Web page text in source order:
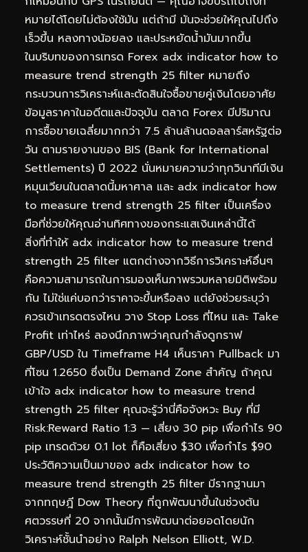
หมายได้โดยไม่ต้องใช้มัน แต่ถ้ามี มันจะช่วยให้คุณไปถึง
เร็วขึ้น หลงทางน้อยลง และประหยัดน้ำมันมากขึ้น
ในบริบทของการเทรด Forex adx indicator how to
measure trend strength 25 filter หมายถึง
กระบวนการวิเคราะห์และตัดสินใจซื้อขายคู่เงินโดยอาศัย
ข้อมูลราคาในอดีตและปัจจุบัน ตลาด Forex มีปริมาณ
การซื้อขายเฉลี่ยมากกว่า 7.5 ล้านล้านดอลลาร์สหรัฐต่อ
วัน ตามรายงานของ BIS (Bank for International
Settlements) ปี 2022 นั่นหมายความว่าทุกวินาทีมีเงิน
หมุนเวียนในตลาดนี้มหาศาล และ adx indicator how
to measure trend strength 25 filter เป็นเครื่อง
มือที่ช่วยให้คุณอ่านทิศทางของกระแสเงินเหล่านี้ได้
สิ่งที่ทำให้ adx indicator how to measure trend
strength 25 filter แตกต่างจากวิธีการวิเคราะห์อื่นๆ
คือความสามารถในการมองเห็นภาพรวมหลายมิติพร้อม
กัน ไม่ใช่แค่บอกว่าราคาจะขึ้นหรือลง แต่ยังช่วยระบุว่า
ควรเข้าเทรดตรงไหน วาง Stop Loss ที่ไหน และ Take
Profit เท่าไหร่ ลองนึกภาพว่าคุณกำลังดูกราฟ
GBP/USD ใน Timeframe H4 เห็นราคา Pullback มา
ที่โซน 1.2650 ซึ่งเป็น Demand Zone สำคัญ ถ้าคุณ
เข้าใจ adx indicator how to measure trend
strength 25 filter คุณจะรู้ว่านี่คือจังหวะ Buy ที่มี
Risk:Reward Ratio 1:3 — เสี่ยง 30 pip เพื่อกำไร 90
pip เทรดด้วย 0.1 lot ก็คือเสี่ยง $30 เพื่อกำไร $90
ประวัติความเป็นมาของ adx indicator how to
measure trend strength 25 filter มีรากฐานมา
จากทฤษฎี Dow Theory ที่ถูกพัฒนาขึ้นในช่วงต้น
ศตวรรษที่ 20 จากนั้นมีการพัฒนาต่อยอดโดยนัก
วิเคราะห์ชั้นนำอย่าง Ralph Nelson Elliott, W.D.